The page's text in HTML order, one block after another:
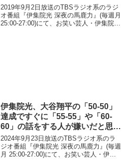
る」と発言していたと明かす「逆
タイアップ」
2019年9月2日放送のTBSラジオ系のラジ
オ番組『伊集院光 深夜の馬鹿力』(毎週月
25:00-27:00)にて、お笑い芸人・伊集院光
伊集院光、大谷翔平の「50-50」
達成ですぐに「55-55」や「60-
60」の話をする人が嫌いだと思う
理由
2024年9月23日放送のTBSラジオ系のラ
ジオ番組『伊集院光 深夜の馬鹿力』(毎週
月 25:00-27:00)にて、お笑い芸人・伊集